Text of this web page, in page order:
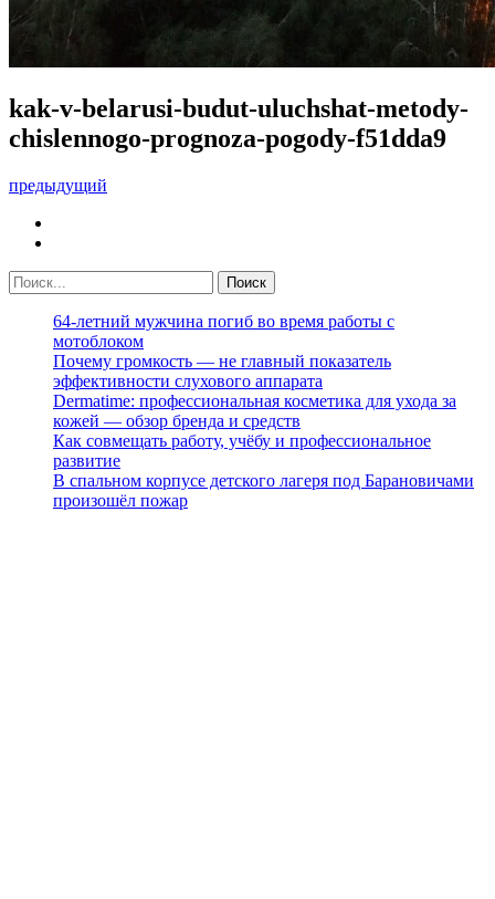
kak-v-belarusi-budut-uluchshat-metody-
chislennogo-prognoza-pogody-f51dda9
предыдущий
64-летний мужчина погиб во время работы с
мотоблоком
Почему громкость — не главный показатель
эффективности слухового аппарата
Dermatime: профессиональная косметика для ухода за
кожей — обзор бренда и средств
Как совмещать работу, учёбу и профессиональное
развитие
В спальном корпусе детского лагеря под Барановичами
произошёл пожар